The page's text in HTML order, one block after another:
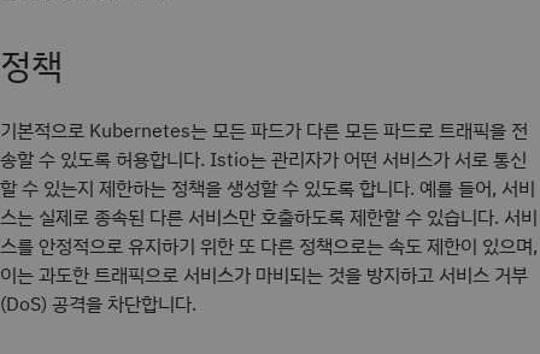
정책
기본적으로 Kubernetes는 모든 파드가 다른 모든 파드로 트래픽을 전
송할 수 있도록 허용합니다. Istio는 관리자가 어떤 서비스가 서로 통신
할 수 있는지 제한하는 정책을 생성할 수 있도록 합니다. 예를 들어, 서비
스는 실제로 종속된 다른 서비스만 호출하도록 제한할 수 있습니다. 서비
스를 안정적으로 유지하기 위한 또 다른 정책으로는 속도 제한이 있으며,
이는 과도한 트래픽으로 서비스가 마비되는 것을 방지하고 서비스 거부
(DoS) 공격을 차단합니다.